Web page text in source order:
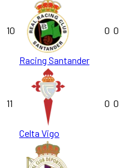
10
Racing Santander
0 0
11
Celta Vigo
0 0